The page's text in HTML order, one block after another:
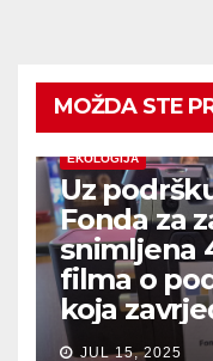
MOŽDA STE
EKOLOGIJA
Uz
Fonda za
snimljena
filma o
koja
JUL 15, 2025